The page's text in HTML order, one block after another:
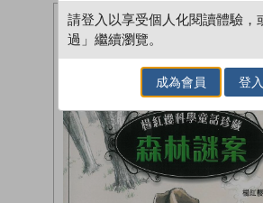
請登入以享受個人化閱讀體驗，
過」繼續瀏覽。
成為會員 登入